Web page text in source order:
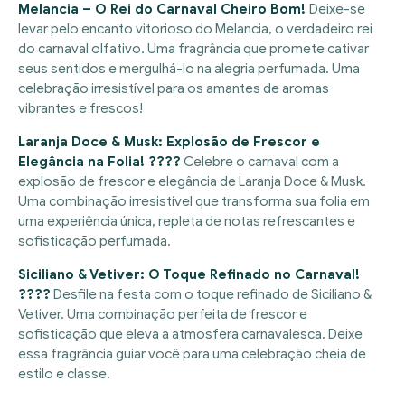
Melancia – O Rei do Carnaval Cheiro Bom! Deixe-se
levar pelo encanto vitorioso do Melancia, o verdadeiro rei
do carnaval olfativo. Uma fragrância que promete cativar
seus sentidos e mergulhá-lo na alegria perfumada. Uma
celebração irresistível para os amantes de aromas
vibrantes e frescos!
Laranja Doce & Musk: Explosão de Frescor e
Elegância na Folia! ???? Celebre o carnaval com a
explosão de frescor e elegância de Laranja Doce & Musk.
Uma combinação irresistível que transforma sua folia em
uma experiência única, repleta de notas refrescantes e
sofisticação perfumada.
Siciliano & Vetiver: O Toque Refinado no Carnaval!
???? Desfile na festa com o toque refinado de Siciliano &
Vetiver. Uma combinação perfeita de frescor e
sofisticação que eleva a atmosfera carnavalesca. Deixe
essa fragrância guiar você para uma celebração cheia de
estilo e classe.